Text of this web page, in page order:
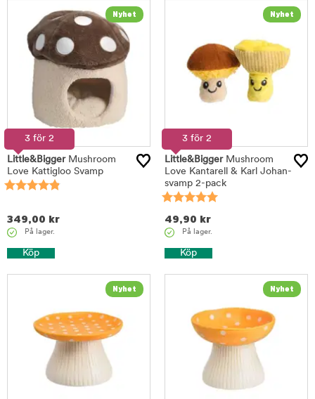
3 för 2
Little&BiggerMushroom
Love Kattigloo Svamp
349,00 kr
På lager.
Köp
3 för 2
Little&BiggerMushroom
Love Kantarell & Karl Johan-
svamp 2-pack
49,90 kr
På lager.
Köp